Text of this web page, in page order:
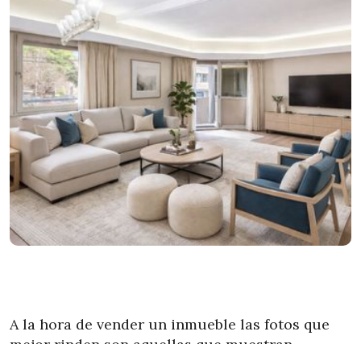
A la hora de vender un inmueble las fotos que